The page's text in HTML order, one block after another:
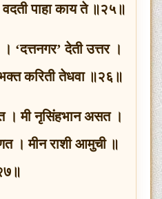
वदती पाहा काय ते ॥२५॥
‘दत्तनगर’ देती उत्तर ।
करिती तेधवा ॥२६॥
। मी नृसिंहभान असत ।
। मीन राशी आमुची ॥